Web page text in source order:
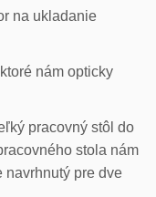
na ukladanie
nám opticky
pracovný stôl do
stola nám
navrhnutý pre dve